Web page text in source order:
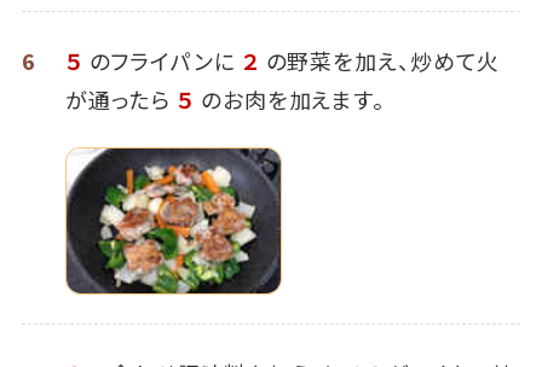
6 ５ のフライパンに ２ の野菜を加え、炒めて火
が通ったら ５ のお肉を加えます。